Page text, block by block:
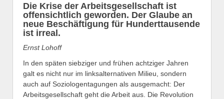
Die Krise der Arbeitsgesellschaft ist
offensichtlich geworden. Der Glaube an
neue Beschäftigung für Hunderttausende
ist irreal.
Ernst Lohoff
In den späten siebziger und frühen achtziger Jahren
galt es nicht nur im linksalternativen Milieu, sondern
auch auf Soziologentagungen als ausgemacht: Der
Arbeitsgesellschaft geht die Arbeit aus. Die Revolution